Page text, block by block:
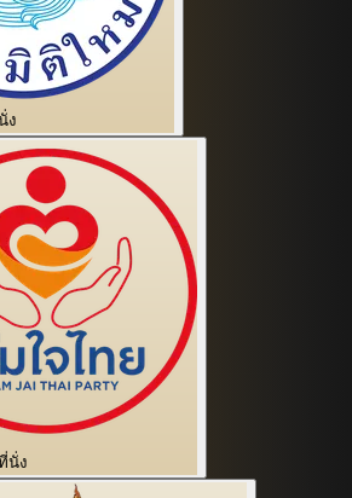
ง
นั่ง